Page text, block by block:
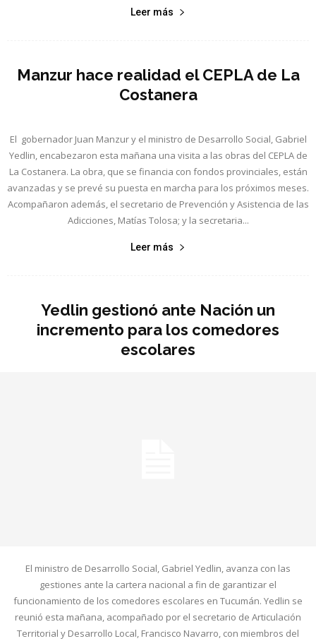
Leer más
Manzur hace realidad el CEPLA de La
Costanera
El gobernador Juan Manzur y el ministro de Desarrollo Social, Gabriel
Yedlin, encabezaron esta mañana una visita a las obras del CEPLA de
La Costanera. La obra, que se financia con fondos provinciales, están
avanzadas y se prevé su puesta en marcha para los próximos meses.
Acompañaron además, el secretario de Prevención y Asistencia de las
Adicciones, Matías Tolosa; y la secretaria...
Leer más
Yedlin gestionó ante Nación un
incremento para los comedores
escolares
El ministro de Desarrollo Social, Gabriel Yedlin, avanza con las
gestiones ante la cartera nacional a fin de garantizar el
funcionamiento de los comedores escolares en Tucumán. Yedlin se
reunió esta mañana, acompañado por el secretario de Articulación
Territorial y Desarrollo Local, Francisco Navarro, con miembros del